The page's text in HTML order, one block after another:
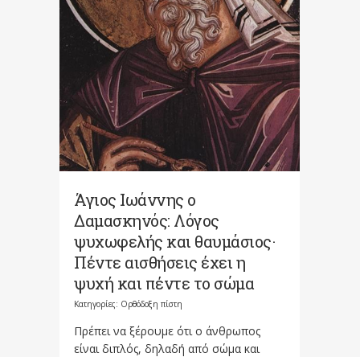
Άγιος Ιωάννης ο
Δαμασκηνός: Λόγος
ψυχωφελής και θαυμάσιος·
Πέντε αισθήσεις έχει η
ψυχή και πέντε το σώμα
Κατηγορίες: Ορθόδοξη πίστη
Πρέπει να ξέρουμε ότι ο άνθρωπος
είναι διπλός, δηλαδή από σώμα και